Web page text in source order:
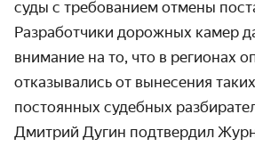
суды с требованием отмены
Разработчики дорожных камер
внимание на то, что в регионах
отказывались от вынесения
постоянных судебных
Дмитрий Дугин подтвердил